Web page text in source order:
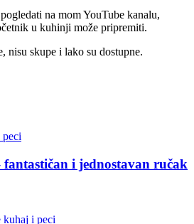
na mom YouTube kanalu,
u kuhinji može pripremiti.
nisu skupe i lako su dostupne.
i jednostavan ručak